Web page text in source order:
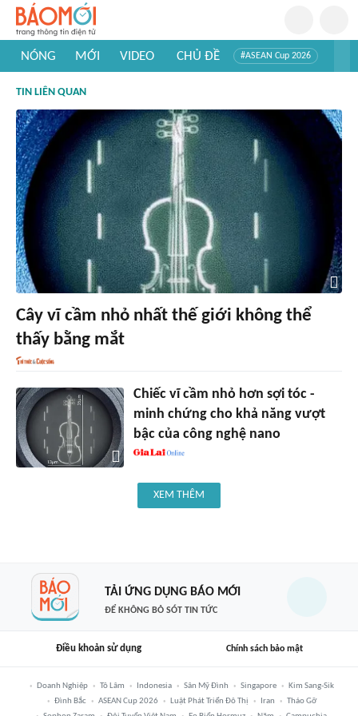
NÓNG MỚI VIDEO CHỦ ĐỀ #ASEAN Cup 2026
#Khám phá thế giới
TIN LIÊN QUAN
Cây vĩ cầm nhỏ nhất thế giới không thể
thấy bằng mắt
Chiếc vĩ cầm nhỏ hơn sợi tóc -
minh chứng cho khả năng vượt
bậc của công nghệ nano
XEM THÊM
TẢI ỨNG DỤNG BÁO MỚI
ĐỂ KHÔNG BỎ SÓT TIN TỨC
Điều khoản sử dụng Chính sách bảo mật
Doanh Nghiệp Tô Lâm Indonesia Sân Mỹ Đình Singapore
Kim Sang-Sik
Đình Bắc
ASEAN Cup 2026 Luật Phát Triển Đô Thị Iran
Tháo Gỡ